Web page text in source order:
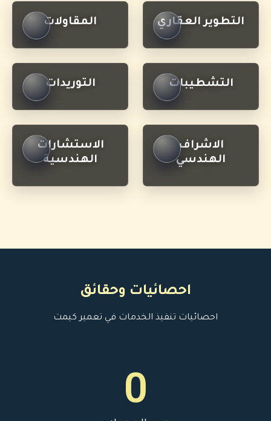
التطوير العقاري المقاولات
التشطيبات التوريدات
الاشراف
الهندسي
الاستشارات
الهندسية
احصائيات وحقائق
احصائيات تنفيذ الخدمات في تعمير كيمت
0